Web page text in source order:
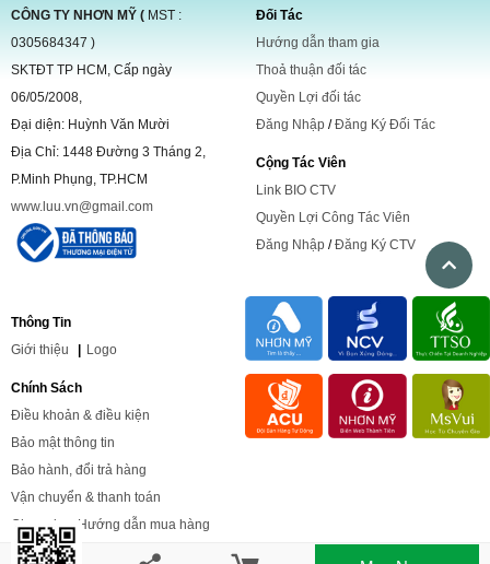
CÔNG TY NHƠN MỸ ( MST :
0305684347 )
SKTĐT TP HCM, Cấp ngày
06/05/2008,
Đại diện: Huỳnh Văn Mười
Địa Chỉ: 1448 Đường 3 Tháng 2,
P.Minh Phụng, TP.HCM
www.luu.vn@gmail.com
Đối Tác
Hướng dẫn tham gia
Thoả thuận đối tác
Quyền Lợi đối tác
Đăng Nhập /Đăng Ký Đối Tác
Cộng Tác Viên
Link BIO CTV
Quyền Lợi Công Tác Viên
Đăng Nhập /Đăng Ký CTV
Thông Tin
Giới thiệu Logo
Chính Sách
Điều khoản & điều kiện
Bảo mật thông tin
Bảo hành, đổi trả hàng
Vận chuyển & thanh toán
Chọn size, Hướng dẫn mua hàng